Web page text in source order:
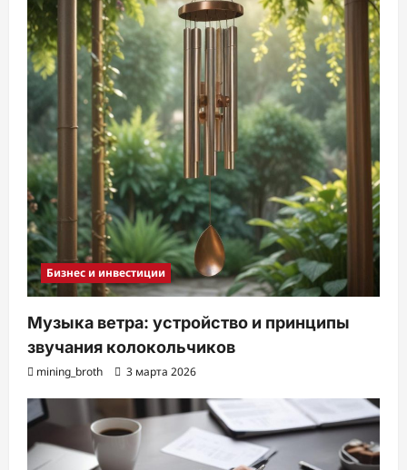
Бизнес и инвестиции
Музыка ветра: устройство и принципы
звучания колокольчиков
mining_broth 3 марта 2026